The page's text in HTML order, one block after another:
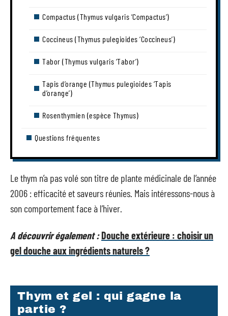
Compactus (Thymus vulgaris ‘Compactus’)
Coccineus (Thymus pulegioides ‘Coccineus’)
Tabor (Thymus vulgaris ‘Tabor’)
Tapis d’orange (Thymus pulegioides ‘Tapis
d’orange’)
Rosenthymien (espèce Thymus)
Questions fréquentes
Le thym n’a pas volé son titre de plante médicinale de l’année
2006 : efficacité et saveurs réunies. Mais intéressons-nous à
son comportement face à l’hiver.
A découvrir également :Douche extérieure : choisir un
gel douche aux ingrédients naturels ?
Thym et gel : qui gagne la
partie ?